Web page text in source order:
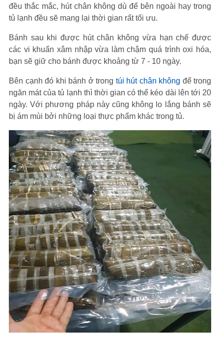
đều thắc mắc, hút chân không dù để bên ngoài hay trong
tủ lạnh đều sẽ mang lại thời gian rất tối ưu.
Bánh sau khi được hút chân không vừa hạn chế được
các vi khuẩn xâm nhập vừa làm chậm quá trình oxi hóa,
bạn sẽ giữ cho bánh được khoảng từ 7 - 10 ngày.
Bên cạnh đó khi bánh ở trong túi hút chân không để trong
ngăn mát của tủ lạnh thì thời gian có thể kéo dài lên tới 20
ngày. Với phương pháp này cũng không lo lắng bánh sẽ
bị ám mùi bởi những loại thực phẩm khác trong tủ.